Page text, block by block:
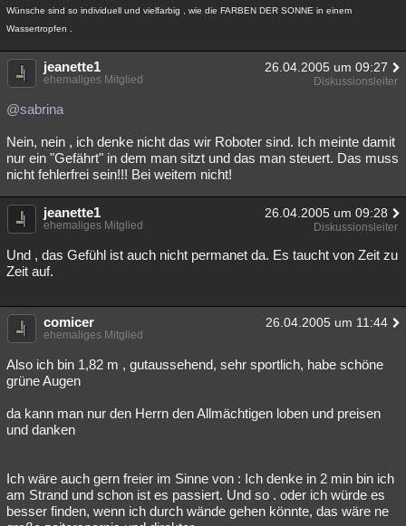
Wünsche sind so individuell und vielfarbig , wie die FARBEN DER SONNE in einem
Wassertropfen .
jeanette1 26.04.2005 um 09:27
ehemaliges Mitglied Diskussionsleiter
@sabrina
Nein, nein , ich denke nicht das wir Roboter sind. Ich meinte damit
nur ein "Gefährt" in dem man sitzt und das man steuert. Das muss
nicht fehlerfrei sein!!! Bei weitem nicht!
jeanette1 26.04.2005 um 09:28
ehemaliges Mitglied Diskussionsleiter
Und , das Gefühl ist auch nicht permanet da. Es taucht von Zeit zu
Zeit auf.
comicer 26.04.2005 um 11:44
ehemaliges Mitglied
Also ich bin 1,82 m , gutaussehend, sehr sportlich, habe schöne
grüne Augen
da kann man nur den Herrn den Allmächtigen loben und preisen
und danken
Ich wäre auch gern freier im Sinne von : Ich denke in 2 min bin ich
am Strand und schon ist es passiert. Und so . oder ich würde es
besser finden, wenn ich durch wände gehen könnte, das wäre ne